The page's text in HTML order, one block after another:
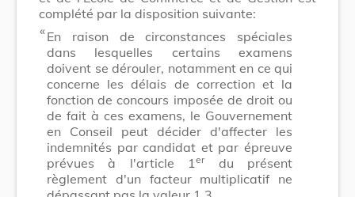
complété par la disposition suivante:
​ «En raison de circonstances spéciales
dans lesquelles certains examens
doivent se dérouler, notamment en ce qui
concerne les délais de correction et la
fonction de concours imposée de droit ou
de fait à ces examens, le Gouvernement
en Conseil peut décider d'affecter les
indemnités par candidat et par épreuve
prévues à l'article 1erdu présent
règlement d'un facteur multiplicatif ne